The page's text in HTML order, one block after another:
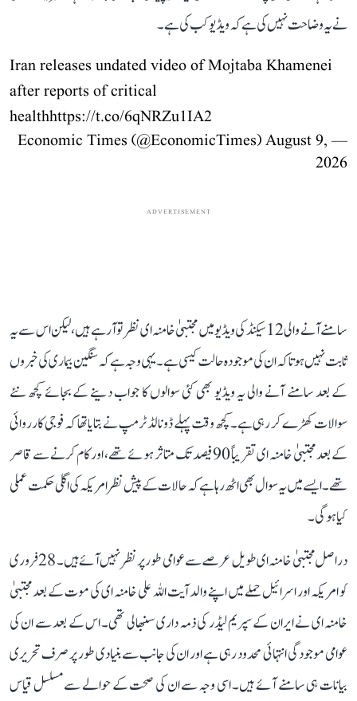
نے یہ وضاحت نہیں کی ہے کہ ویڈیو کب کی ہے۔
Iran releases undated video of Mojtaba Khamenei
after reports of critical
healthhttps://t.co/6qNRZu1IA2
— Economic Times (@EconomicTimes)
August 9,
2026
ADVERTISEMENT
سامنے آنے والی 12 سیکنڈ کی ویڈیو میں مجتبیٰ خامنہ ای نظر تو آ رہے ہیں، لیکن اس سے یہ
ثابت نہیں ہوتا کہ ان کی موجودہ حالت کیسی ہے۔ یہی وجہ ہے کہ سنگین بیماری کی خبروں
کے بعد سامنے آنے والی یہ ویڈیو بھی کئی سوالوں کا جواب دینے کے بجائے کچھ نئے
سوالات کھڑے کر رہی ہے۔ کچھ وقت پہلے ڈونالڈ ٹرمپ نے بتایا تھا کہ فوجی کارروائی
کے بعد مجتبیٰ خامنہ ای تقریباً 90 فیصد تک متاثر ہوئے تھے، اور کام کرنے سے قاصر
تھے۔ ایسے میں یہ سوال بھی اٹھ رہا ہے کہ حالات کے پیش نظر امریکہ کی اگلی حکمت عملی
کیا ہوگی۔
دراصل مجتبیٰ خامنہ ای طویل عرصے سے عوامی طور پر نظر نہیں آئے ہیں۔ 28 فروری
کو امریکہ اور اسرائیل حملے میں اپنے والد آیت اللہ علی خامنہ ای کی موت کے بعد مجتبیٰ
خامنہ ای نے ایران کے سپریم لیڈر کی ذمہ داری سنبھالی تھی۔ اس کے بعد سے ان کی
عوامی موجودگی انتہائی محدود رہی ہے اور ان کی جانب سے بنیادی طور پر صرف تحریری
بیانات ہی سامنے آئے ہیں۔ اسی وجہ سے ان کی صحت کے حوالے سے مسلسل قیاس